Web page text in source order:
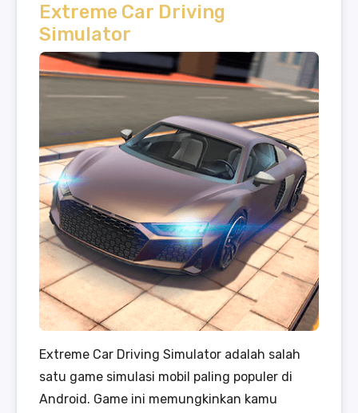
Extreme Car Driving
Simulator
Extreme Car Driving Simulator adalah salah
satu game simulasi mobil paling populer di
Android. Game ini memungkinkan kamu